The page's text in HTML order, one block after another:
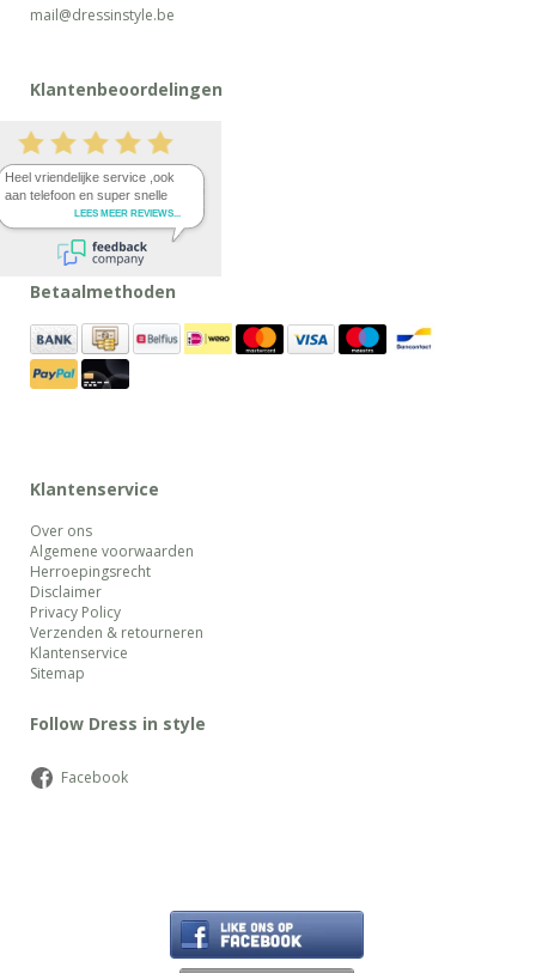
mail@dressinstyle.be
Klantenbeoordelingen
Betaalmethoden
Klantenservice
Over ons
Algemene voorwaarden
Herroepingsrecht
Disclaimer
Privacy Policy
Verzenden & retourneren
Klantenservice
Sitemap
Follow Dress in style
Facebook